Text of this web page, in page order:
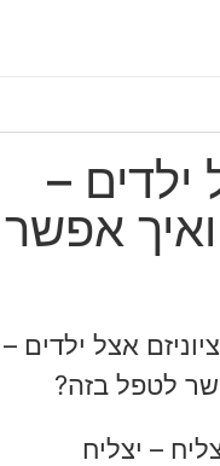
ילדים –
אפשר
אצל ילדים –
לטפל בזה?
– יצליח